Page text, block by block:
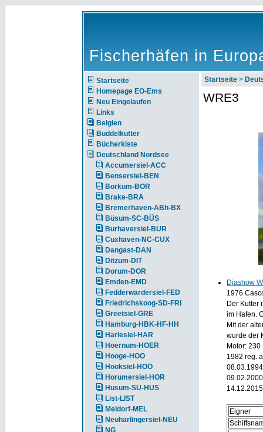
Fischerhäfen in
Startseite
Homepage EO-Ems
Neu Eingelaufen
Links
Belgien
Buddelkutter
Bücherkiste
Deutschland Nordsee
Accumersiel-ACC
Bensersiel-BEN
Borkum-BOR
Brake-BRA
Bremerhaven-ABh-BX
Büsum-SC-BÜS
Burhaversiel-BUR
Cuxhaven-NC-CUX
Dangast-DAN
Ditzum-DIT
Dorum-DOR
Emden-EMD
Fedderwardersiel-FED
Friedrichskoog-SD-FRI
Greetsiel-GRE
Hamburg-HBK-HF-HH
Harlesiel-HAR
Hoernum-HOER
Hooge-HOO
Hooksiel-HOO
Horumersiel-HOR
Husum-SU-HUS
List-LIST
Meldorf-MEL
Neuharlingersiel-NEU
NG
Startseite >
WRE3
Diashow
1976
Der Kutter
im Hafen.
Mit der
wurde der
Motor: 230
1982 reg.
Eigner